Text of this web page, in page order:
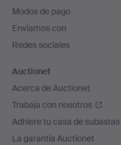
de
página
Modos de pago
Enviamos con
Redes sociales
Auctionet
Acerca de Auctionet
Trabaja con nosotros
Adhiere tu casa de subastas
La garantía Auctionet